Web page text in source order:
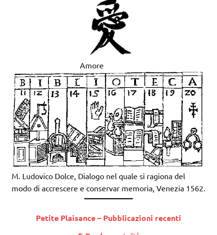
Amore
M. Ludovico Dolce, Dialogo nel quale si ragiona del
modo di accrescere e conservar memoria, Venezia 1562.
Petite Plaisance – Pubblicazioni recenti